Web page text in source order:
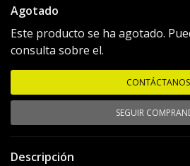
Agotado
Este producto se ha agotado.
consulta sobre el.
CONTÁCTANOS
SEGUIR
Descripción